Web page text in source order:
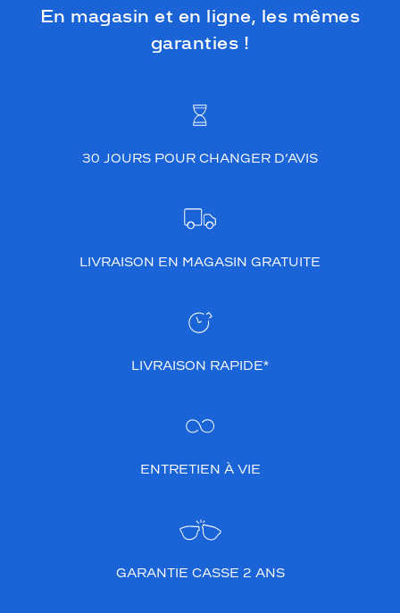
En magasin et en ligne, les mêmes
garanties !
30 JOURS POUR CHANGER D’AVIS
LIVRAISON EN MAGASIN GRATUITE
LIVRAISON RAPIDE*
ENTRETIEN À VIE
GARANTIE CASSE 2 ANS